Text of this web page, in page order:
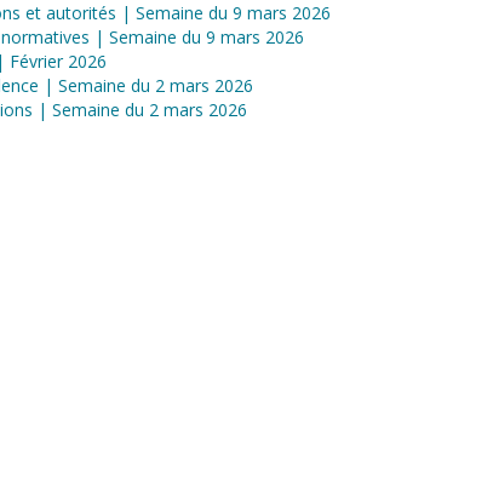
et autorités | Semaine du 9 mars 2026
| Semaine du 9 mars 2026
Février 2026
| Semaine du 2 mars 2026
| Semaine du 2 mars 2026